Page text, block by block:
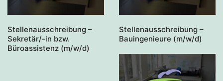
Stellenausschreibung –
Sekretär/-in bzw.
Büroassistenz (m/w/d)
Stellenausschreibung –
Bauingenieure (m/w/d)